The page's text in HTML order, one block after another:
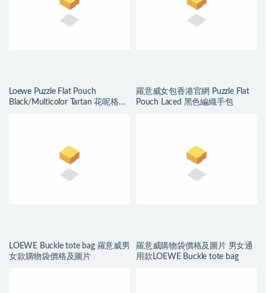
Loewe Puzzle Flat Pouch
Black/Multicolor Tartan 花呢格紋
羅意威女包香港官網 Puzzle Flat
Pouch Laced 黑色編織手包
LOEWE Buckle tote bag 羅意威男
女款購物袋價格及圖片
羅意威購物袋價格及圖片 男女通
用款LOEWE Buckle tote bag